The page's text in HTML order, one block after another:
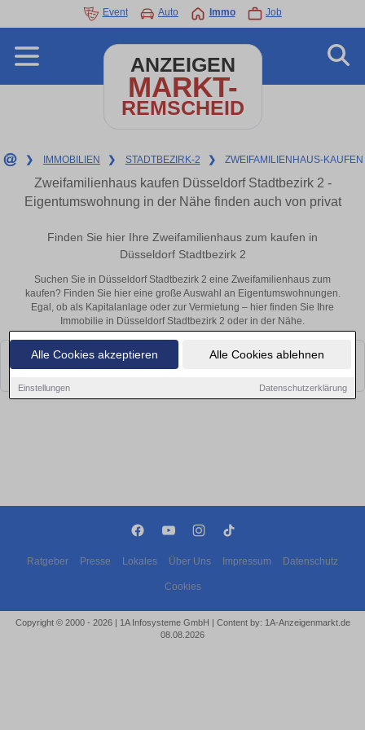
Alle Cookies akzeptieren Alle Cookies ablehnen
Einstellungen Datenschutzerklärung
Event Auto Immo Job
ANZEIGEN
MARKT-
REMSCHEID
❯ IMMOBILIEN ❯ STADTBEZIRK-2 ❯ ZWEIFAMILIENHAUS-KAUFEN
Zweifamilienhaus kaufen Düsseldorf Stadtbezirk 2 -
Eigentumswohnung in der Nähe finden auch von privat
Finden Sie hier Ihre Zweifamilienhaus zum kaufen in
Düsseldorf Stadtbezirk 2
Suchen Sie in Düsseldorf Stadtbezirk 2 eine Zweifamilienhaus zum
kaufen? Finden Sie hier eine große Auswahl an Eigentumswohnungen.
Egal, ob als Kapitalanlage oder zur Vermietung – hier finden Sie Ihre
Immobilie in Düsseldorf Stadtbezirk 2 oder in der Nähe.
Leider konnten wir derzeit keine passenden Objekte finden. Schauen Sie
bald wieder vorbei!
Ratgeber Presse Lokales Über Uns Impressum Datenschutz
Cookies
Copyright © 2000 - 2026 | 1A Infosysteme GmbH | Content by: 1A-Anzeigenmarkt.de
08.08.2026